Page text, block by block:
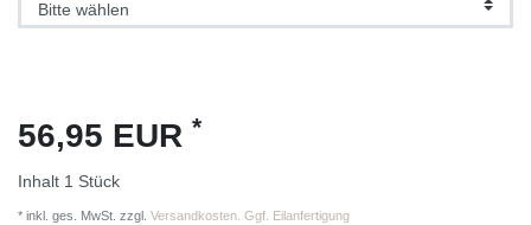
56,95 EUR *
Inhalt 1 Stück
* inkl. ges. MwSt. zzgl. Versandkosten. Ggf. Eilanfertigung